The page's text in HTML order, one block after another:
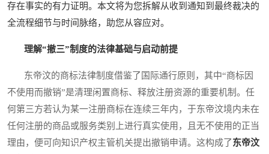
存在事实的有力证明。本文将为您拆解从收到通知到最终裁决的
全流程细节与时间脉络，助您从容应对。
理解“撤三”制度的法律基础与启动前提
东帝汶的商标法律制度借鉴了国际通行原则，其中“商标因
不使用而撤销”是清理闲置商标、释放注册资源的重要机制。任
何第三方若认为某一注册商标在连续三年内，于东帝汶境内未在
任何注册的商品或服务类别上进行真实使用，且无不使用的正当
理由，便可向知识产权主管机关提出撤销申请。这构成了东帝汶